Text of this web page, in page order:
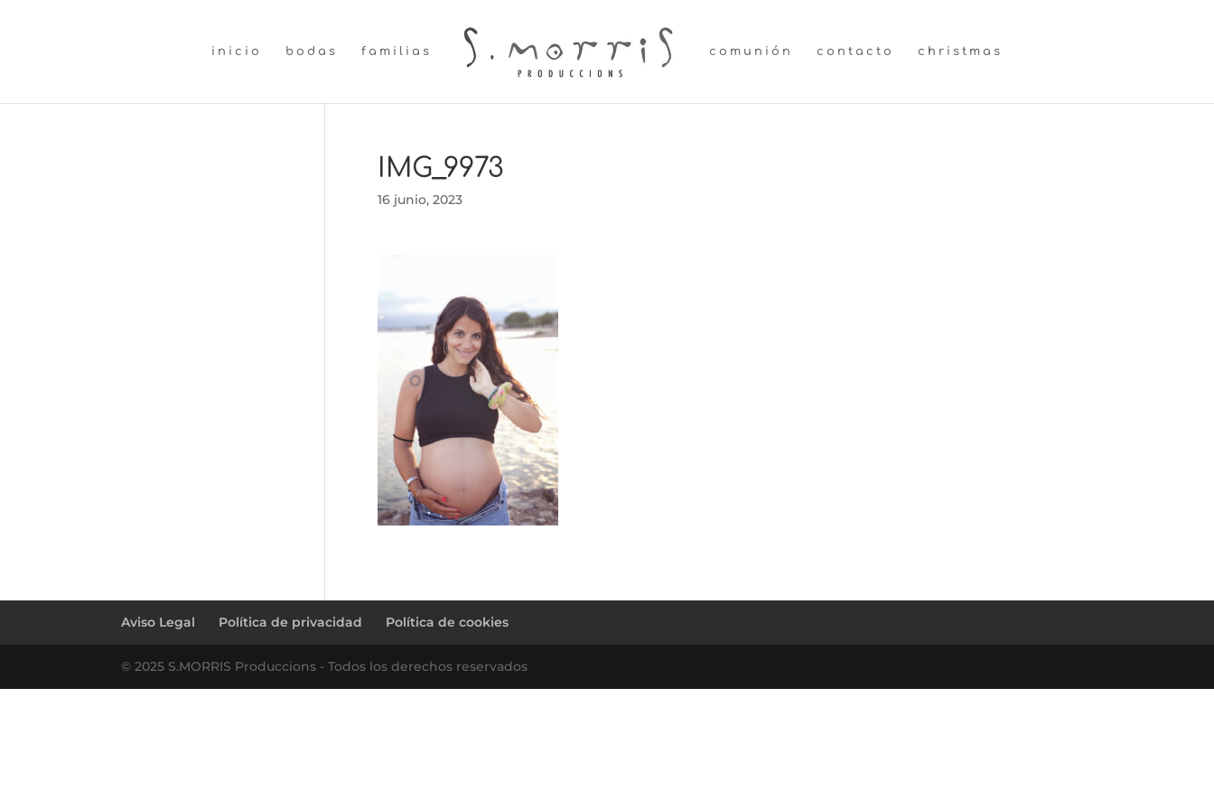
inicio bodas familias comunión contacto christmas
IMG_9973
16 junio, 2023
Aviso Legal Política de privacidad Política de cookies
© 2025 S.MORRIS Produccions - Todos los derechos reservados